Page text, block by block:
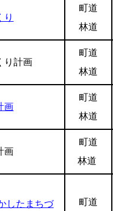
り
町道
林道
り計画
町道
林道
画
町道
林道
画
町道
林道
した まちづ
町道